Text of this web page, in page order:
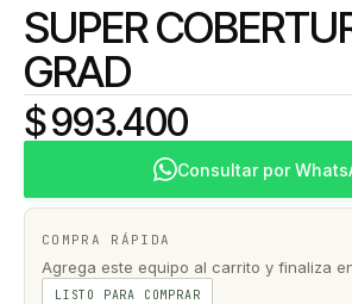
SUPER
GRAD
$ 993.400
Consultar por
COMPRA RÁPIDA
Agrega este equipo al carrito y finaliza
LISTO PARA COMPRAR